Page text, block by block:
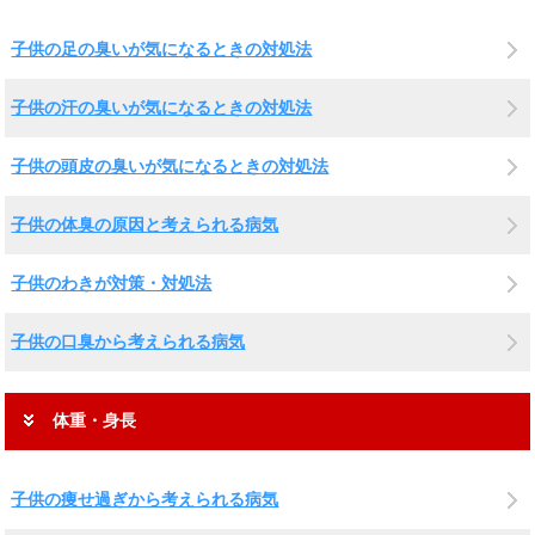
子供の足の臭いが気になるときの対処法
子供の汗の臭いが気になるときの対処法
子供の頭皮の臭いが気になるときの対処法
子供の体臭の原因と考えられる病気
子供のわきが対策・対処法
子供の口臭から考えられる病気
体重・身長
子供の痩せ過ぎから考えられる病気